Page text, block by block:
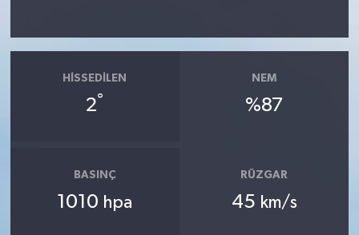
HISSEDILEN
2°
NEM
%87
BASINÇ
1010 hpa
RÜZGAR
45 km/s